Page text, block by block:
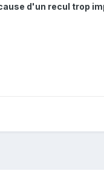
d'un recul trop